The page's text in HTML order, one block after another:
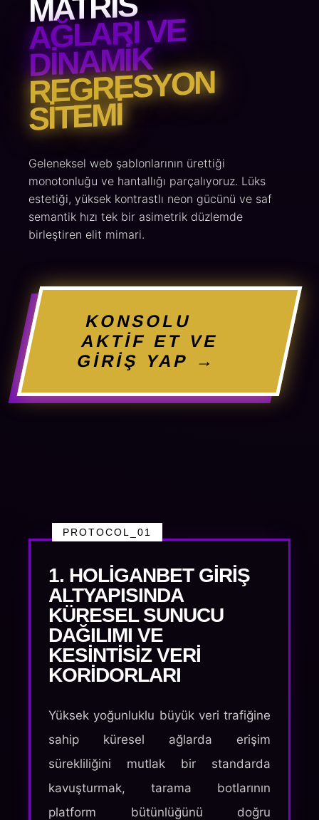
AĞLARI VE
DINAMIK
REGRESYON
SITEMI
Geleneksel web şablonlarının ürettiği
monotonluğu ve hantallığı parçalıyoruz. Lüks
estetiği, yüksek kontrastlı neon gücünü ve saf
semantik hızı tek bir asimetrik düzlemde
birleştiren elit mimari.
KONSOLU
AKTİF ET VE
GİRİŞ YAP →
PROTOCOL_01
1. HOLIGANBET GIRIŞ
ALTYAPISINDA
KÜRESEL SUNUCU
DAĞILIMI VE
KESINTISIZ VERI
KORIDORLARI
Yüksek yoğunluklu büyük veri trafiğine
sahip küresel ağlarda erişim
sürekliliğini mutlak bir standarda
kavuşturmak, tarama botlarının
platform bütünlüğünü doğru